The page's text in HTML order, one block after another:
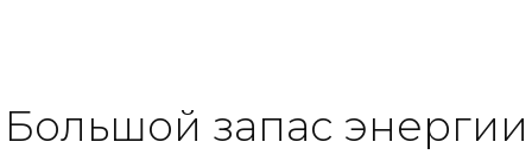
Большой запас энергии